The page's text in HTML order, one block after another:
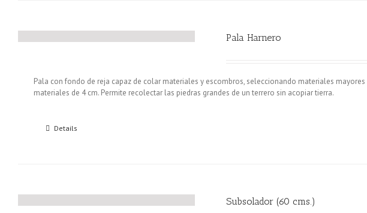
Pala Harnero
Pala con fondo de reja capaz de colar materiales y escombros, seleccionando materiales
materiales de 4 cm. Permite recolectar las piedras grandes de un terrero sin acopiar tierra.
Details
Subsolador (60 cms.)